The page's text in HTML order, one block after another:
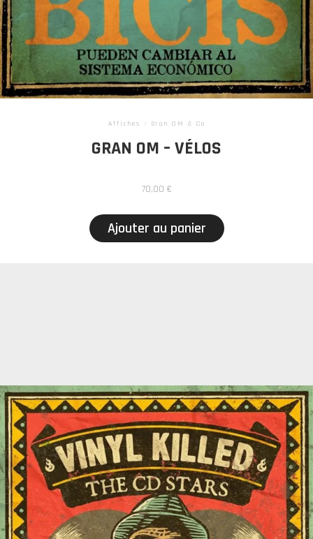
Affiches Gran OM & Co
GRAN OM – VÉLOS
70,00 €
Ajouter au panier